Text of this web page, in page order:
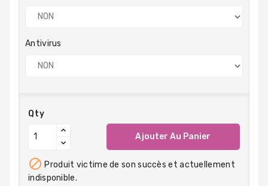
Antivirus
Qty
Ajouter Au Panier
 Produit victime de son succès et actuellement
indisponible.